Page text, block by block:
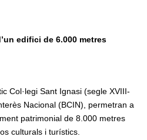
edifici de 6.000 metres
Col·legi Sant Ignasi (segle XVIII-
Nacional (BCIN), permetran a
patrimonial de 8.000 metres
culturals i turístics.